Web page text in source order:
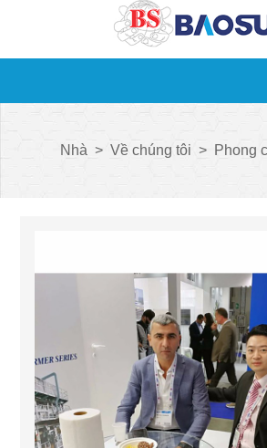
Nhà > Về chúng tôi > Phong